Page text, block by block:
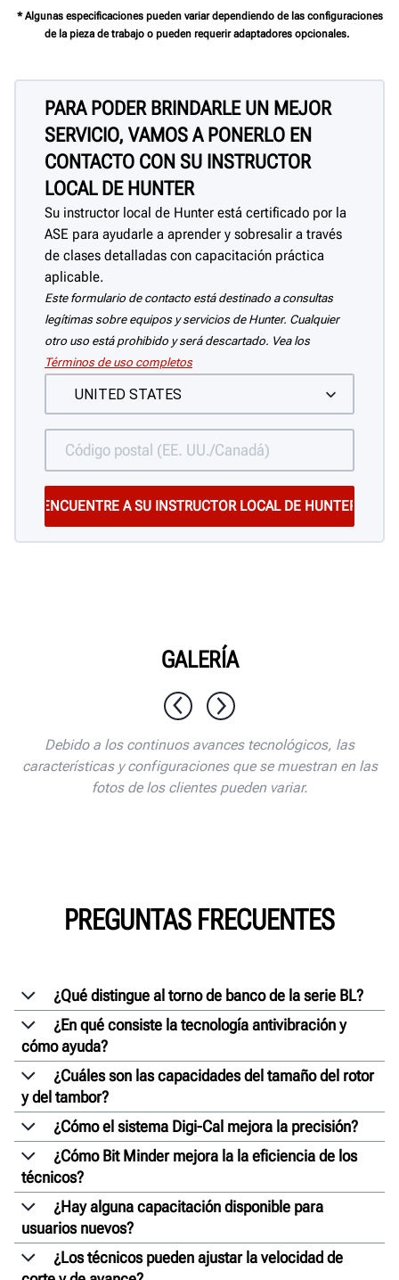
* Algunas especificaciones pueden variar dependiendo de las configuraciones
de la pieza de trabajo o pueden requerir adaptadores opcionales.
PARA PODER BRINDARLE UN MEJOR
SERVICIO, VAMOS A PONERLO EN
CONTACTO CON SU INSTRUCTOR
LOCAL DE HUNTER
Su instructor local de Hunter está certificado por la
ASE para ayudarle a aprender y sobresalir a través
de clases detalladas con capacitación práctica
aplicable.
Este formulario de contacto está destinado a consultas
legítimas sobre equipos y servicios de Hunter. Cualquier
otro uso está prohibido y será descartado. Vea los
Términos de uso completos
GALERÍA
Debido a los continuos avances tecnológicos, las
características y configuraciones que se muestran en las
fotos de los clientes pueden variar.
PREGUNTAS FRECUENTES
¿Qué distingue al torno de banco de la serie BL?
¿En qué consiste la tecnología antivibración y
cómo ayuda?
¿Cuáles son las capacidades del tamaño del rotor
y del tambor?
¿Cómo el sistema Digi-Cal mejora la precisión?
¿Cómo Bit Minder mejora la la eficiencia de los
técnicos?
¿Hay alguna capacitación disponible para
usuarios nuevos?
¿Los técnicos pueden ajustar la velocidad de